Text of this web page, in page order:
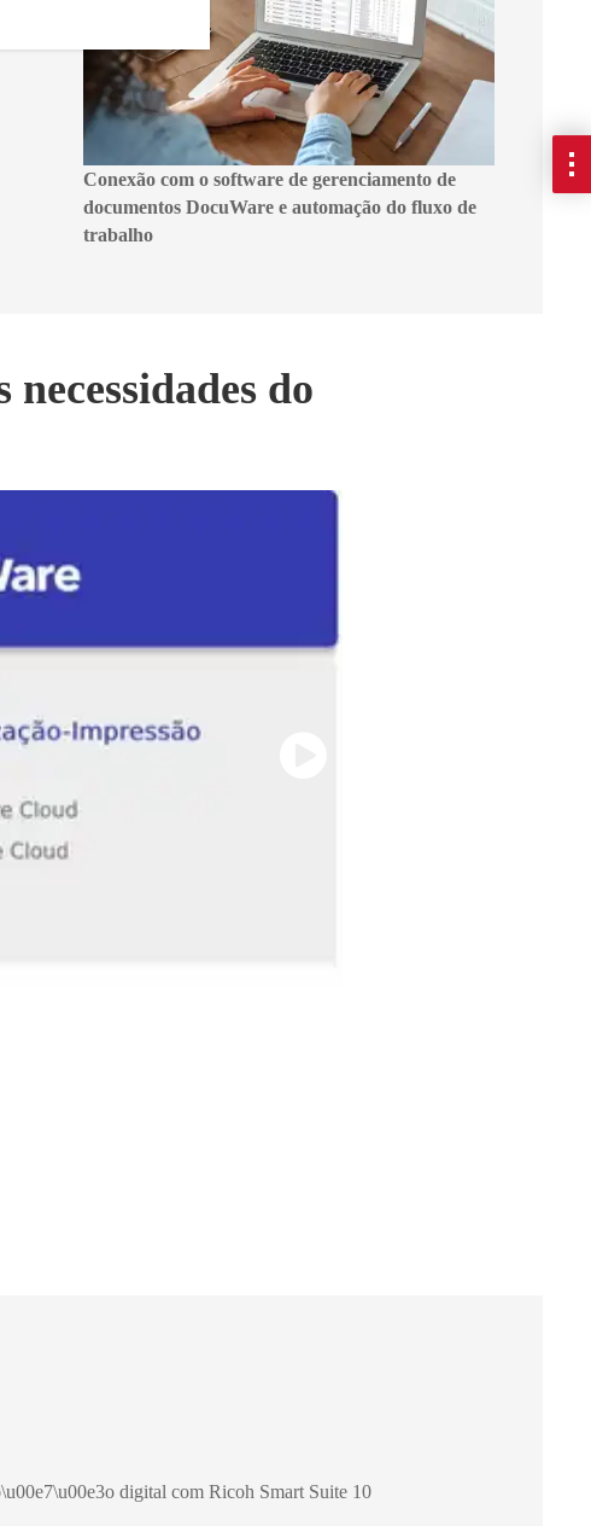
Conexão com o software de gerenciamento de
documentos DocuWare e automação do fluxo de
trabalho
do